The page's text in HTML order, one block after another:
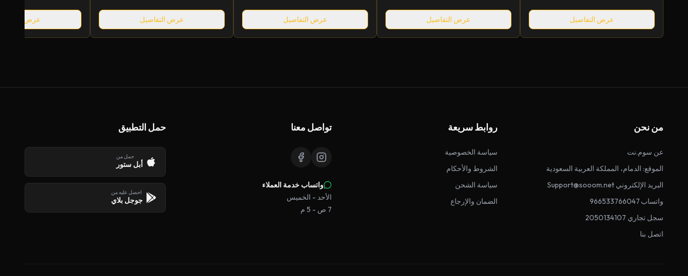
عرض التفاصيل عرض التفاصيل عرض التفاصيل عرض التفاصيل عرض
من نحن
عن سوم.نت
الموقع: الدمام، المملكة العربية السعودية
البريد الإلكتروني Support@sooom.net
واتساب 966533766047
سجل تجاري 2050134107
اتصل بنا
روابط سريعة
سياسة الخصوصية
الشروط والأحكام
سياسة الشحن
الضمان والإرجاع
تواصل معنا
واتساب خدمة العملاء
الأحد - الخميس
7 ص - 5 م
حمل التطبيق
حمل من
أبل ستور
احصل عليه من
جوجل بلاي